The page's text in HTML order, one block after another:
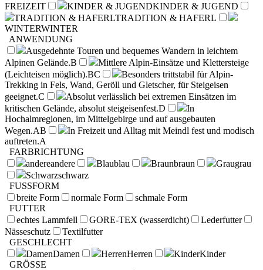
FREIZEIT
KINDER & JUGENDKINDER & JUGEND
TRADITION & HAFERLTRADITION & HAFERL
WINTERWINTER
ANWENDUNG
Ausgedehnte Touren und bequemes Wandern in leichtem
Alpinen Gelände.B
Mittlere Alpin-Einsätze und Klettersteige
(Leichteisen möglich).BC
Besonders trittstabil für Alpin-
Trekking in Fels, Wand, Geröll und Gletscher, für Steigeisen
geeignet.C
Absolut verlässlich bei extremen Einsätzen im
kritischen Gelände, absolut steigeisenfest.D
In
Hochalmregionen, im Mittelgebirge und auf ausgebauten
Wegen.AB
In Freizeit und Alltag mit Meindl fest und modisch
auftreten.A
FARBRICHTUNG
andereandere Blaublau Braunbraun Graugrau
Schwarzschwarz
FUSSFORM
breite Form
normale Form
schmale Form
FUTTER
echtes Lammfell
GORE-TEX (wasserdicht)
Lederfutter
Nässeschutz
Textilfutter
GESCHLECHT
DamenDamen HerrenHerren KinderKinder
GRÖSSE